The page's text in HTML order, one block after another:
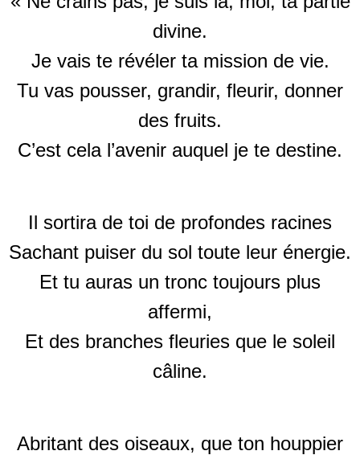
divine.
Je vais te révéler ta mission de vie.
Tu vas pousser, grandir, fleurir, donner
des fruits.
C’est cela l’avenir auquel je te destine.
Il sortira de toi de profondes racines
Sachant puiser du sol toute leur énergie.
Et tu auras un tronc toujours plus
affermi,
Et des branches fleuries que le soleil
câline.
Abritant des oiseaux, que ton houppier